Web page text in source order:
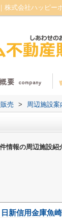
株式会社ハッピー
売 > 周辺施設案
情報の周辺施設紹
日新信用金庫魚